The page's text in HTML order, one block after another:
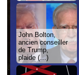
John Bolton,
ancien conseiller
de Trump,
plaide (…)